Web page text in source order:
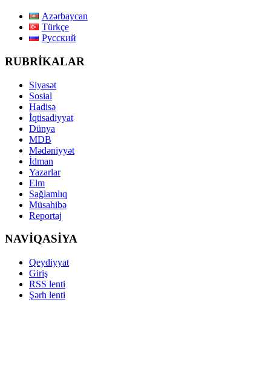
Azərbaycan
Türkçe
Русский
RUBRİKALAR
Siyasət
Sosial
Hadisə
İqtisadiyyat
Dünya
MDB
Mədəniyyət
İdman
Yazarlar
Elm
Sağlamlıq
Müsahibə
Reportaj
NAVİQASİYA
Qeydiyyat
Giriş
RSS lenti
Şərh lenti